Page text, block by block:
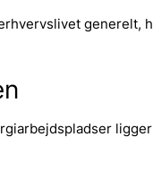
generelt,